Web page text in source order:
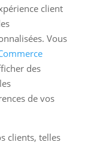
client
Vous
des
de vos
clients, telles